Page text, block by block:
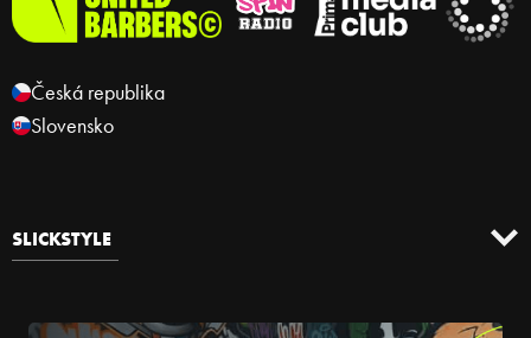
Česká republika
Slovensko
SLICKSTYLE